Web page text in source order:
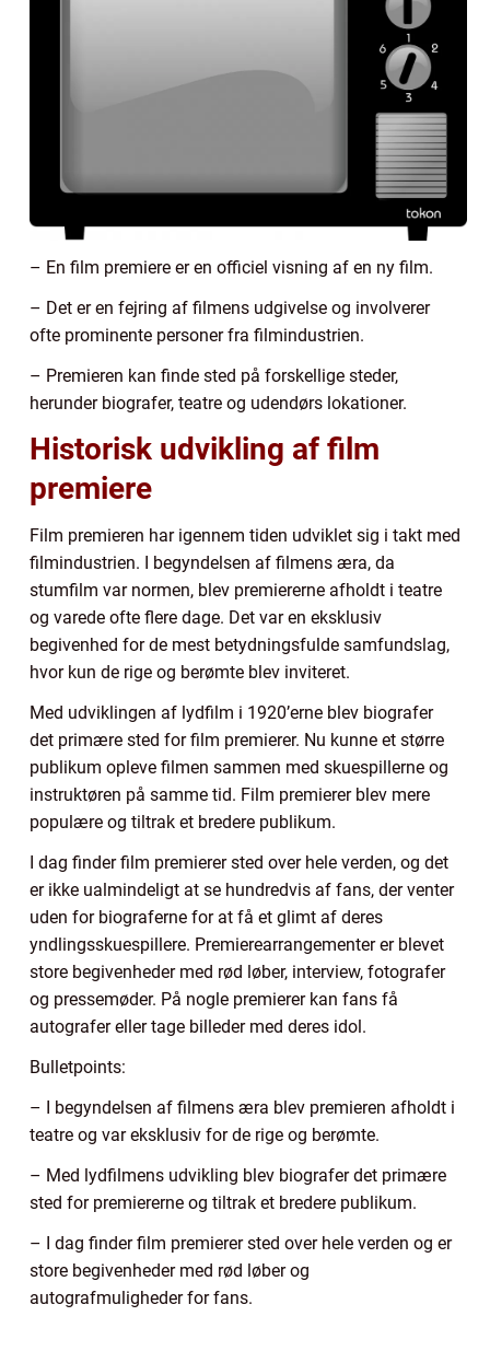
– En film premiere er en officiel visning af en ny film.
– Det er en fejring af filmens udgivelse og involverer
ofte prominente personer fra filmindustrien.
– Premieren kan finde sted på forskellige steder,
herunder biografer, teatre og udendørs lokationer.
Historisk udvikling af film
premiere
Film premieren har igennem tiden udviklet sig i takt med
filmindustrien. I begyndelsen af filmens æra, da
stumfilm var normen, blev premiererne afholdt i teatre
og varede ofte flere dage. Det var en eksklusiv
begivenhed for de mest betydningsfulde samfundslag,
hvor kun de rige og berømte blev inviteret.
Med udviklingen af lydfilm i 1920’erne blev biografer
det primære sted for film premierer. Nu kunne et større
publikum opleve filmen sammen med skuespillerne og
instruktøren på samme tid. Film premierer blev mere
populære og tiltrak et bredere publikum.
I dag finder film premierer sted over hele verden, og det
er ikke ualmindeligt at se hundredvis af fans, der venter
uden for biograferne for at få et glimt af deres
yndlingsskuespillere. Premierearrangementer er blevet
store begivenheder med rød løber, interview, fotografer
og pressemøder. På nogle premierer kan fans få
autografer eller tage billeder med deres idol.
Bulletpoints:
– I begyndelsen af filmens æra blev premieren afholdt i
teatre og var eksklusiv for de rige og berømte.
– Med lydfilmens udvikling blev biografer det primære
sted for premiererne og tiltrak et bredere publikum.
– I dag finder film premierer sted over hele verden og er
store begivenheder med rød løber og
autografmuligheder for fans.